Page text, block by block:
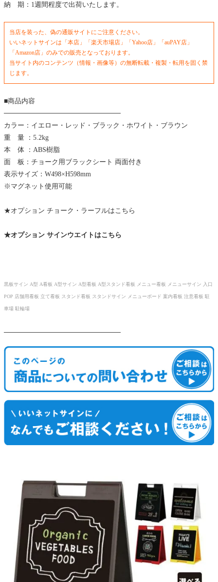
納 期：1週間程度で出荷いたします。
当店を装った、偽の通販サイトにご注意ください。
いいネットサインは「本店」「楽天市場店」「Yahoo店」「auPAY店」
「Amazon店」のみでの販売となっております。
当サイト内のコンテンツ（情報・画像等）の無断転載・複製・転用を固く禁
じます。
■商品内容
────────────────────────
カラー：イエロー・レッド・ブラック・ホワイト・ブラウン
重 量 ：5.2kg
本 体 ：ABS樹脂
面 板：チョーク用ブラックシート 両面付き
表示サイズ：W498×H598mm
※マグネット使用可能
★オプション チョーク・ラーフルはこちら
★オプション サインウエイトはこちら
黒板サイン A型 A看板 A型サイン A型看板 A型スタンド看板 メニュー看板 メニューサイン 入口
POP 店舗用看板 立て看板 スタンド看板 スタンドサイン メニューボード 案内看板 注意看板 駐
車場 駐輪場
────────────────────────